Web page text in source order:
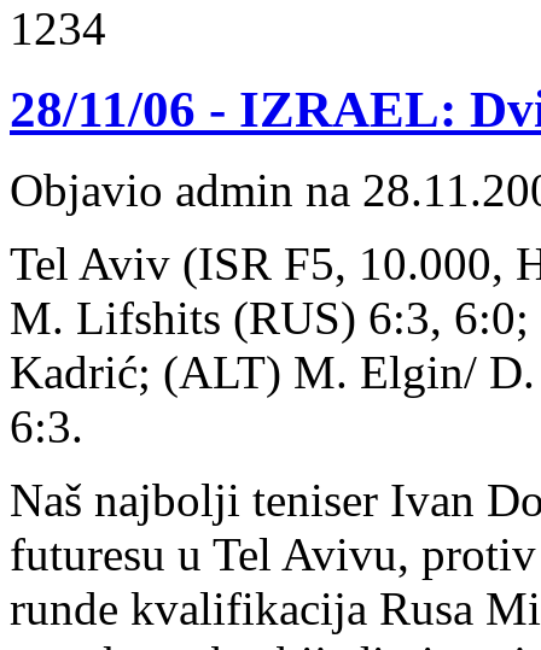
1234
28/11/06 - IZRAEL:
Objavio admin na
Tel Aviv (ISR F5, 10.000,
M. Lifshits (RUS) 6:3,
Kadrić; (ALT) M. Elgin/
6:3.
Naš najbolji teniser Ivan
futuresu u Tel Avivu,
runde kvalifikacija Rusa